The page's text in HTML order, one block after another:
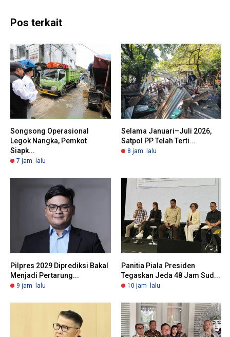
Pos terkait
Songsong Operasional
Legok Nangka, Pemkot
Siapk...
7 jam lalu
Selama Januari–Juli 2026,
Satpol PP Telah Terti...
8 jam lalu
Pilpres 2029 Diprediksi Bakal
Menjadi Pertarung...
9 jam lalu
Panitia Piala Presiden
Tegaskan Jeda 48 Jam Sud...
10 jam lalu